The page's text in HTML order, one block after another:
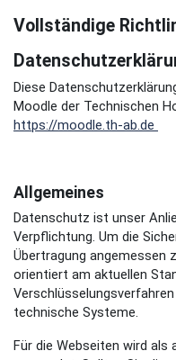
Vollständige
Diese
Moodle der Technischen
https://moodle.th-ab.de
Allgemeines
Datenschutz ist unser
Verpflichtung. Um die
Übertragung angemessen
orientiert am aktuellen
technische Systeme.
Für die Webseiten wird